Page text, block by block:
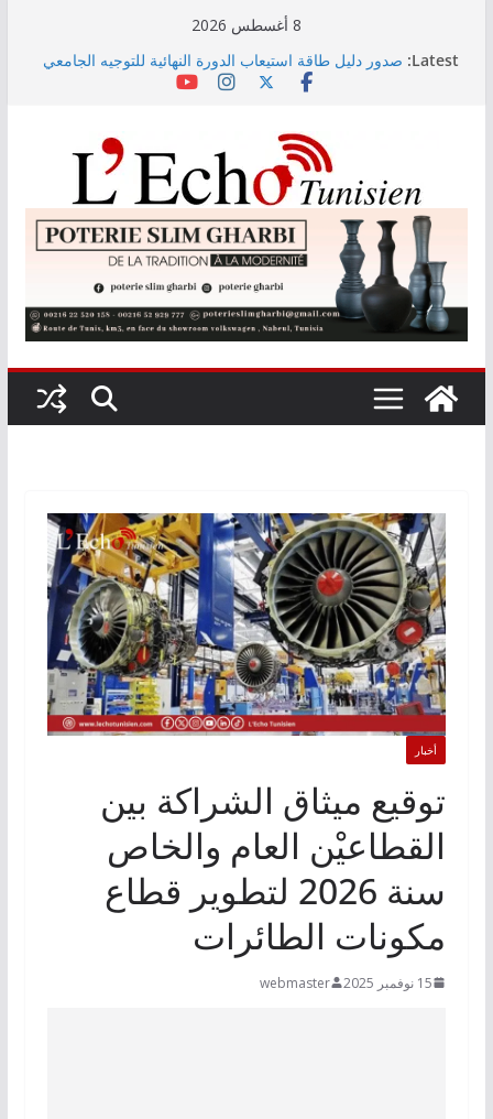
8 أغسطس 2026
Latest: صدور دليل طاقة استيعاب الدورة النهائية للتوجيه الجامعي
وزير التجهيز يتفقد سير أشغال مشروع المدخل الجنوبي
وزارة الأسرة: نسعى لاستكمال دراسة ميدانية حول ظاهرة
تسول الأطفال
مندوب عام حماية الطفولة يحذر
أخبار
توقيع ميثاق الشراكة بين
القطاعيْن العام والخاص
سنة 2026 لتطوير قطاع
مكونات الطائرات
15 نوفمبر 2025 webmaster